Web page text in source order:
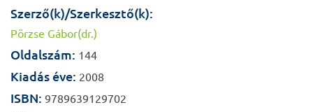
Szerző(k)/Szerkesztő(k):
Pörzse Gábor(dr.)
Oldalszám: 144
Kiadás éve: 2008
ISBN: 9789639129702